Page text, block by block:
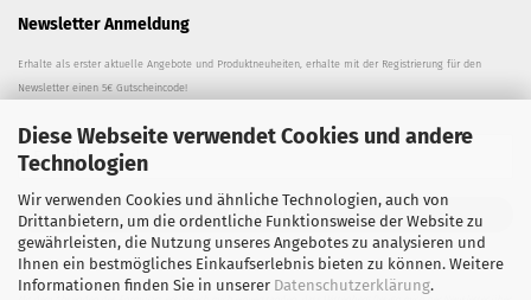
Diese Webseite verwendet Cookies und andere
Technologien
Wir verwenden Cookies und ähnliche Technologien, auch von
Drittanbietern, um die ordentliche Funktionsweise der Website zu
gewährleisten, die Nutzung unseres Angebotes zu analysieren und
Ihnen ein bestmögliches Einkaufserlebnis bieten zu können. Weitere
Informationen finden Sie in unserer Datenschutzerklärung.
Newsletter Anmeldung
Erhalte als erster aktuelle Angebote und Produktneuheiten, erhalte mit der Registrierung für den
Newsletter einen 5€ Gutscheincode!
ANMELDEN